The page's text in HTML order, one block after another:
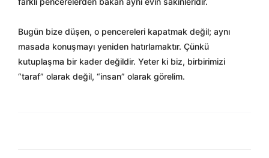
Bugün bize düşen, o pencereleri kapatmak değil; aynı
masada konuşmayı yeniden hatırlamaktır. Çünkü
kutuplaşma bir kader değildir. Yeter ki biz, birbirimizi
“taraf” olarak değil, “insan” olarak görelim.